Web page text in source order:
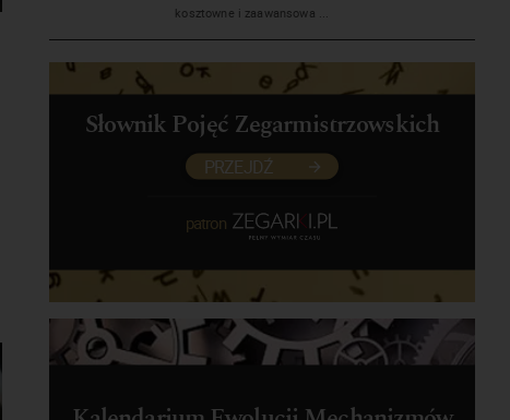
kosztowne i zaawansowa ...
Słownik Pojęć Zegarmistrzowskich
PRZEJDŹ
patron